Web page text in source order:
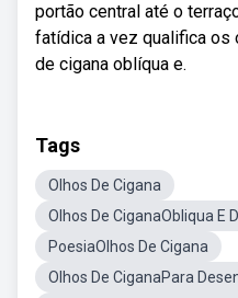
portão central até o
fatídica a vez qualifica os
de cigana oblíqua e.
Tags
Olhos De Cigana
Olhos De CiganaObliqua E
PoesiaOlhos De Cigana
Olhos De CiganaPara